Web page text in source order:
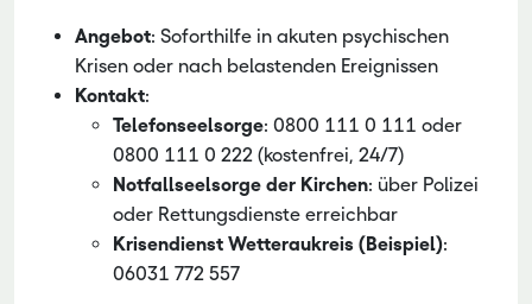
Angebot: Soforthilfe in akuten psychischen
Krisen oder nach belastenden Ereignissen
Kontakt:
Telefonseelsorge: 0800 111 0 111 oder
0800 111 0 222 (kostenfrei, 24/7)
Notfallseelsorge der Kirchen: über Polizei
oder Rettungsdienste erreichbar
Krisendienst Wetteraukreis (Beispiel):
06031 772 557